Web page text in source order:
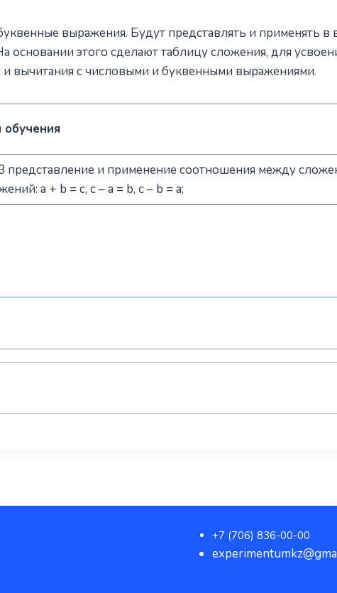
выражения. Будут представлять и применять
основании этого сделают таблицу сложения, для
вычитания с числовыми и буквенными выражениями.
представление и применение соотношения между
a + b = c, c – a = b, c – b = a;
+7 (706) 836-00-00